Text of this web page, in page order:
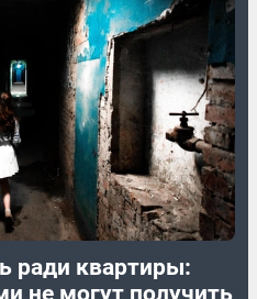
ради квартиры:
не могут получить